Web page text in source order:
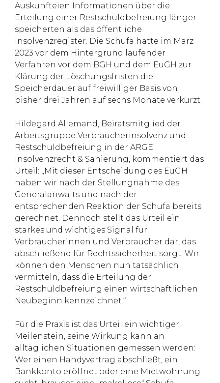
Auskunfteien Informationen über die
Erteilung einer Restschuldbefreiung länger
speicherten als das öffentliche
Insolvenzregister. Die Schufa hatte im März
2023 vor dem Hintergrund laufender
Verfahren vor dem BGH und dem EuGH zur
Klärung der Löschungsfristen die
Speicherdauer auf freiwilliger Basis von
bisher drei Jahren auf sechs Monate verkürzt.
Hildegard Allemand, Beiratsmitglied der
Arbeitsgruppe Verbraucherinsolvenz und
Restschuldbefreiung in der ARGE
Insolvenzrecht & Sanierung, kommentiert das
Urteil: „Mit dieser Entscheidung des EuGH
haben wir nach der Stellungnahme des
Generalanwalts und nach der
entsprechenden Reaktion der Schufa bereits
gerechnet. Dennoch stellt das Urteil ein
starkes und wichtiges Signal für
Verbraucherinnen und Verbraucher dar, das
abschließend für Rechtssicherheit sorgt. Wir
können den Menschen nun tatsächlich
vermitteln, dass die Erteilung der
Restschuldbefreiung einen wirtschaftlichen
Neubeginn kennzeichnet.“
Für die Praxis ist das Urteil ein wichtiger
Meilenstein, seine Wirkung kann an
alltäglichen Situationen gemessen werden:
Wer einen Handyvertrag abschließt, ein
Bankkonto eröffnet oder eine Mietwohnung